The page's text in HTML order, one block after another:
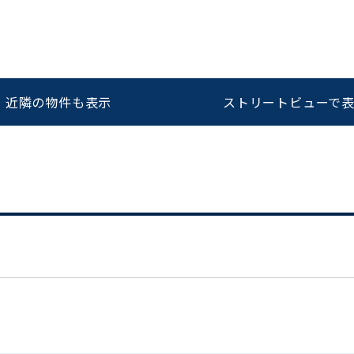
スムーズにご案内できます
0120-620-213
近隣の物件も表示 ストリートビューで